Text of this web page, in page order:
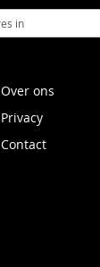
Over ons
Privacy
Contact